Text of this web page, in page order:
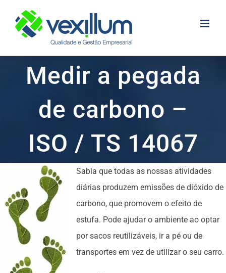
content
Medir a pegada
de carbono –
ISO / TS 14067
Sabia que todas as nossas atividades
diárias produzem emissões de dióxido de
carbono, que promovem o efeito de
estufa. Pode ajudar o ambiente ao optar
por sacos reutilizáveis, ir a pé ou de
transportes em vez de utilizar o seu carro.